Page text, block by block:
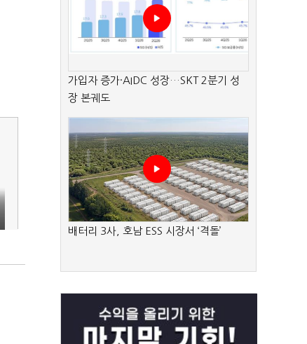
가입자 증가·AIDC 성장…SKT 2분기 성
장 본궤도
배터리 3사, 호남 ESS 시장서 ‘격돌’